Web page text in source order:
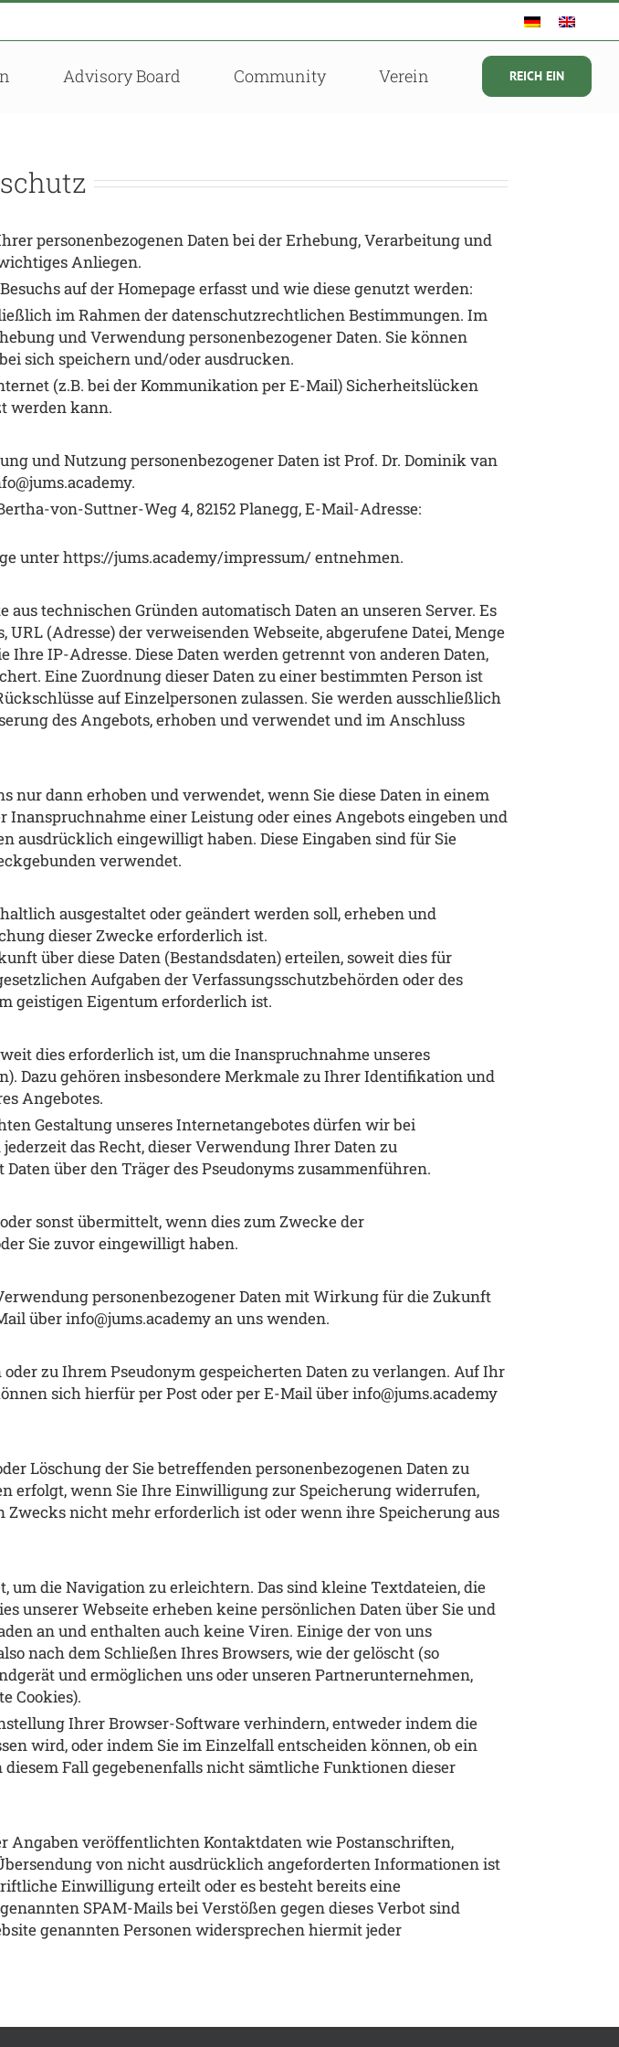
Advisory Board Community Verein REICH EIN
personenbezogenen Daten bei der Erhebung, Verarbeitung und
Anliegen.
auf der Homepage erfasst und wie diese genutzt werden:
im Rahmen der datenschutzrechtlichen Bestimmungen. Im
und Verwendung personenbezogener Daten. Sie können
sich speichern und/oder ausdrucken.
(z.B. bei der Kommunikation per E-Mail) Sicherheitslücken
werden kann.
und Nutzung personenbezogener Daten ist Prof. Dr. Dominik van
von-Suttner-Weg 4, 82152 Planegg, E-Mail-Adresse:
unterhttps://jums.academy/impressum/entnehmen.
technischen Gründen automatisch Daten an unseren Server. Es
(Adresse) der verweisenden Webseite, abgerufene Datei, Menge
IP-Adresse. Diese Daten werden getrennt von anderen Daten,
Eine Zuordnung dieser Daten zu einer bestimmten Person ist
auf Einzelpersonen zulassen. Sie werden ausschließlich
des Angebots, erhoben und verwendet und im Anschluss
nur dann erhoben und verwendet, wenn Sie diese Daten in einem
einer Leistung oder eines Angebots eingeben und
ausdrücklich eingewilligt haben. Diese Eingaben sind für Sie
verwendet.
ausgestaltet oder geändert werden soll, erheben und
dieser Zwecke erforderlich ist.
über diese Daten (Bestandsdaten) erteilen, soweit dies für
Aufgaben der Verfassungsschutzbehörden oder des
geistigen Eigentum erforderlich ist.
dies erforderlich ist, um die Inanspruchnahme unseres
Dazu gehören insbesondere Merkmale zu Ihrer Identifikation und
Angebotes.
Gestaltung unseres Internetangebotes dürfen wir bei
das Recht, dieser Verwendung Ihrer Daten zu
über den Träger des Pseudonyms zusammenführen.
sonst übermittelt, wenn dies zum Zwecke der
Sie zuvor eingewilligt haben.
personenbezogener Daten mit Wirkung für die Zukunft
über info@jums.academy an uns wenden.
zu Ihrem Pseudonym gespeicherten Daten zu verlangen. Auf Ihr
sich hierfür per Post oder per E-Mail über info@jums.academy
Löschung der Sie betreffenden personenbezogenen Daten zu
erfolgt, wenn Sie Ihre Einwilligung zur Speicherung widerrufen,
nicht mehr erforderlich ist oder wenn ihre Speicherung aus
die Navigation zu erleichtern. Das sind kleine Textdateien, die
unserer Webseite erheben keine persönlichen Daten über Sie und
an und enthalten auch keine Viren. Einige der von uns
nach dem Schließen Ihres Browsers, wie der gelöscht (so
und ermöglichen uns oder unseren Partnerunternehmen,
Cookies).
Ihrer Browser-Software verhindern, entweder indem die
wird, oder indem Sie im Einzelfall entscheiden können, ob ein
Fall gegebenenfalls nicht sämtliche Funktionen dieser
Angaben veröffentlichten Kontaktdaten wie Postanschriften,
von nicht ausdrücklich angeforderten Informationen ist
Einwilligung erteilt oder es besteht bereits eine
SPAM-Mails bei Verstößen gegen dieses Verbot sind
genannten Personen widersprechen hiermit jeder